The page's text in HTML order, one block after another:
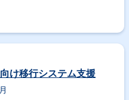
け移行システム支援